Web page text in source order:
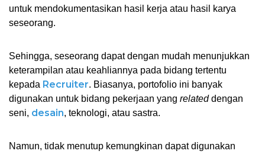
untuk mendokumentasikan hasil kerja atau hasil karya
seseorang.
Sehingga, seseorang dapat dengan mudah menunjukkan
keterampilan atau keahliannya pada bidang tertentu
kepada Recruiter. Biasanya, portofolio ini banyak
digunakan untuk bidang pekerjaan yang related dengan
seni, desain, teknologi, atau sastra.
Namun, tidak menutup kemungkinan dapat digunakan